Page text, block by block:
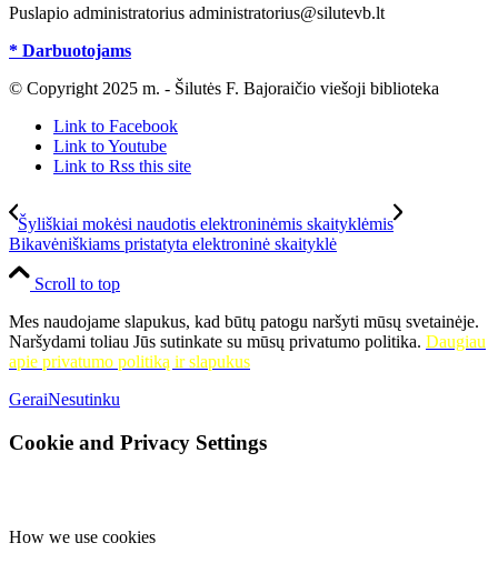
Puslapio administratorius administratorius@silutevb.lt
* Darbuotojams
© Copyright 2025 m. - Šilutės F. Bajoraičio viešoji biblioteka
Link to Facebook
Link to Youtube
Link to Rss this site
Šyliškiai mokėsi naudotis elektroninėmis skaityklėmis
Bikavėniškiams pristatyta elektroninė skaityklė
Scroll to top
Mes naudojame slapukus, kad būtų patogu naršyti mūsų svetainėje.
Naršydami toliau Jūs sutinkate su mūsų privatumo politika. Daugiau
apie privatumo politiką ir slapukus
GeraiNesutinku
Cookie and Privacy Settings
How we use cookies